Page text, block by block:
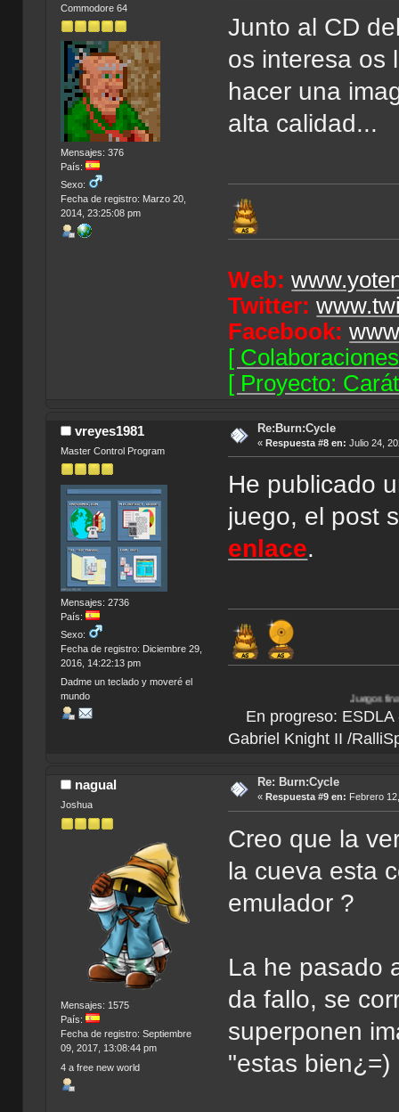
Commodore 64
Mensajes: 376
País:
Sexo:
Fecha de registro: Marzo 20,
2014, 23:25:08 pm
Junto al CD
os interesa os
hacer una
alta calidad...
Web:
Twitter:
Facebook:
[
[ Proyecto:
vreyes1981
Master Control Program
Mensajes: 2736
País:
Sexo:
Fecha de registro: Diciembre 29,
2016, 14:22:13 pm
Dadme un teclado y moveré el
mundo
Re:Burn:Cycle
« Respuesta #8 en: Julio 24,
He publicado
juego, el post
enlace.
Juegos finalizados:
En progreso: ESDLA
Gabriel Knight II /
nagual
Joshua
Mensajes: 1575
País:
Fecha de registro: Septiembre
09, 2017, 13:08:44 pm
4 a free new world
Re: Burn:Cycle
« Respuesta #9 en: Febrero
Creo que la
la cueva esta
emulador ?
La he pasado
da fallo, se
superponen
"estas